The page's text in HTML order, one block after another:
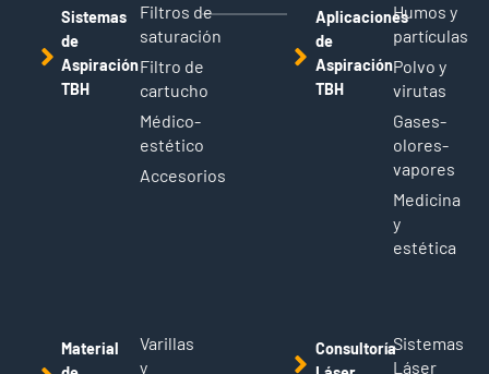
Sistemas
de
Aspiración
TBH
Filtros de
saturación
Filtro de
cartucho
Médico-
estético
Accesorios
Aplicaciones
de
Aspiración
TBH
Humos y
partículas
Polvo y
virutas
Gases-
olores-
vapores
Medicina
y
estética
Material
Varillas
y
ConsultoríaSistemas
Láser